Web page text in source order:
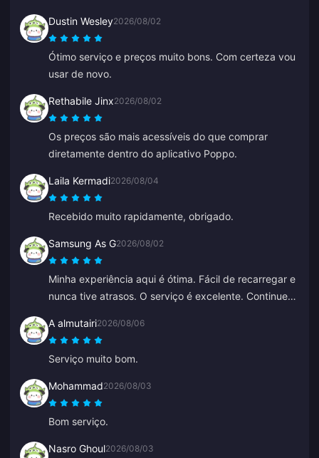
Dustin Wesley2026/08/02
Ótimo serviço e preços muito bons. Com certeza vou
usar de novo.
Rethabile Jinx2026/08/02
Os preços são mais acessíveis do que comprar
diretamente dentro do aplicativo Poppo.
Laila Kermadi2026/08/04
Recebido muito rapidamente, obrigado.
Samsung As G2026/08/02
Minha experiência aqui é ótima. Fácil de recarregar e
nunca tive atrasos. O serviço é excelente. Continuem
A almutairi2026/08/06
Serviço muito bom.
Mohammad2026/08/03
Bom serviço.
Nasro Ghoul2026/08/03